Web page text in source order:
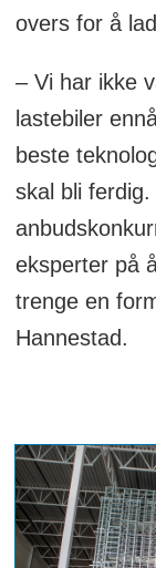
overs for å
– Vi har ikke
lastebiler
beste
skal bli
eksperter på
trenge en
Hannestad.